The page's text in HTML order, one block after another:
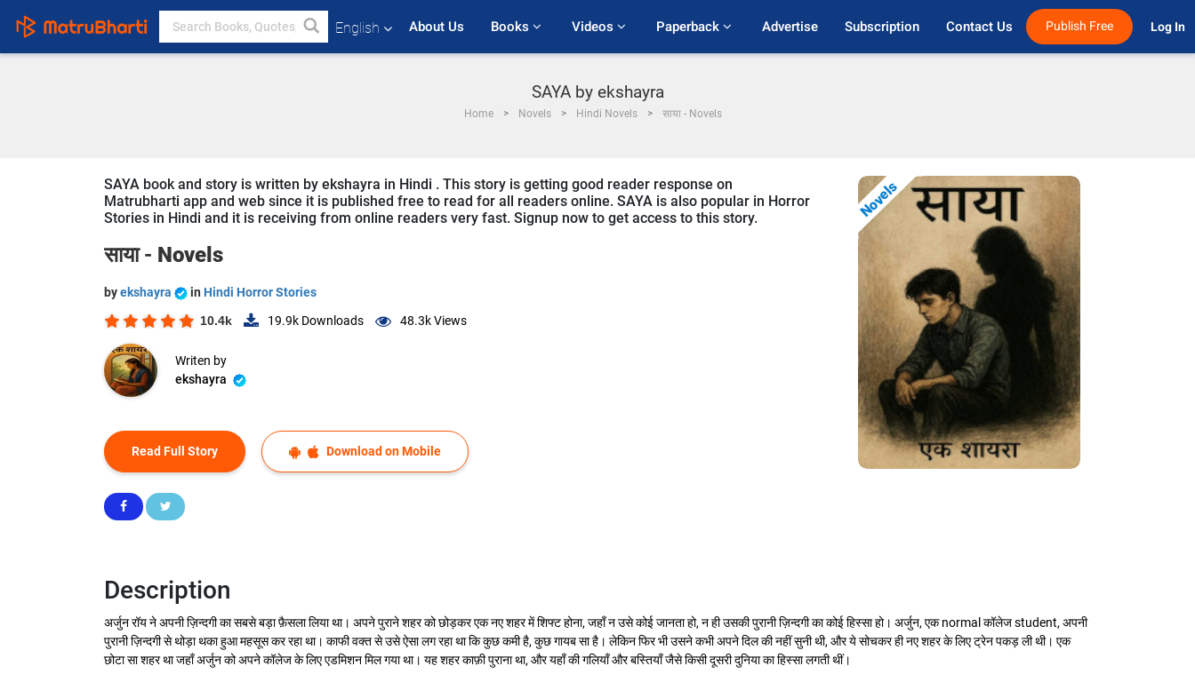
English About Us Books Videos Paperback Advertise Subscription Contact Us Publish Free Log In
SAYA by ekshayra
Home Novels Hindi Novels साया - Novels
SAYA book and story is written by ekshayra in Hindi . This story is getting good reader response on
Matrubharti app and web since it is published free to read for all readers online. SAYA is also popular in Horror
Stories in Hindi and it is receiving from online readers very fast. Signup now to get access to this story.
साया - Novels
byekshayra in Hindi Horror Stories
10.4k 19.9k Downloads 48.3kViews
Writen by
ekshayra
Read Full Story Download on Mobile
Novels
Description
अर्जुन रॉय ने अपनी ज़िन्दगी का सबसे बड़ा फ़ैसला लिया था। अपने पुराने शहर को छोड़कर एक नए शहर में शिफ्ट होना, जहाँ न उसे कोई जानता हो, न ही उसकी पुरानी ज़िन्दगी का कोई हिस्सा हो। अर्जुन, एक normal कॉलेज student, अपनी
पुरानी ज़िन्दगी से थोड़ा थका हुआ महसूस कर रहा था। काफी वक्त से उसे ऐसा लग रहा था कि कुछ कमी है, कुछ गायब सा है। लेकिन फिर भी उसने कभी अपने दिल की नहीं सुनी थी, और ये सोचकर ही नए शहर के लिए ट्रेन पकड़ ली थी। एक
छोटा सा शहर था जहाँ अर्जुन को अपने कॉलेज के लिए एडमिशन मिल गया था। यह शहर काफ़ी पुराना था, और यहाँ की गलियाँ और बस्तियाँ जैसे किसी दूसरी दुनिया का हिस्सा लगती थीं।